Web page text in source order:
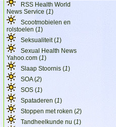
RSS Health World
News Service (1)
Scootmobielen en
rolstoelen (1)
Seksualiteit (1)
Sexual Health News
Yahoo.com (1)
Slaap Stoornis (1)
SOA (2)
SOS (1)
Spataderen (1)
Stoppen met roken (2)
Tandheelkunde nu (1)